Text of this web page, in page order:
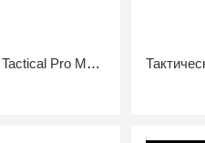
Летние Штурмовые Штаны Tactical Pro Мультикам XXL